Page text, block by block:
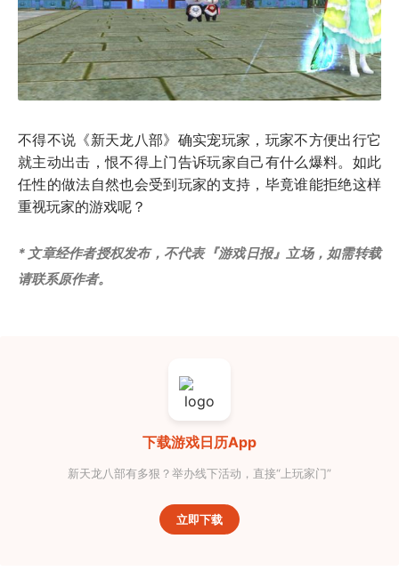
不得不说《新天龙八部》确实宠玩家，玩家不方便出行它
就主动出击，恨不得上门告诉玩家自己有什么爆料。如此
任性的做法自然也会受到玩家的支持，毕竟谁能拒绝这样
重视玩家的游戏呢？
* 文章经作者授权发布，不代表『游戏日报』立场，如需转载
请联系原作者。
下载游戏日历App
新天龙八部有多狠？举办线下活动，直接“上玩家门”
立即下载